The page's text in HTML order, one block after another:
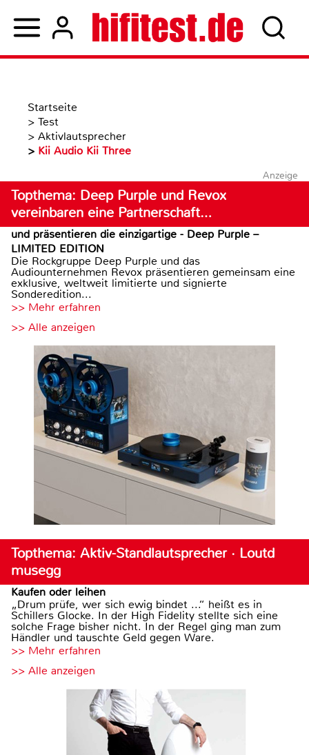
Startseite
> Test
> Aktivlautsprecher
> Kii Audio Kii Three
Anzeige
Topthema: Deep Purple und Revox
vereinbaren eine Partnerschaft…
und präsentieren die einzigartige - Deep Purple –
LIMITED EDITION
Die Rockgruppe Deep Purple und das
Audiounternehmen Revox präsentieren gemeinsam eine
exklusive, weltweit limitierte und signierte
Sonderedition...
>> Mehr erfahren
>> Alle anzeigen
Topthema: Aktiv-Standlautsprecher · Loutd
musegg
Kaufen oder leihen
„Drum prüfe, wer sich ewig bindet ...“ heißt es in
Schillers Glocke. In der High Fidelity stellte sich eine
solche Frage bisher nicht. In der Regel ging man zum
Händler und tauschte Geld gegen Ware.
>> Mehr erfahren
>> Alle anzeigen